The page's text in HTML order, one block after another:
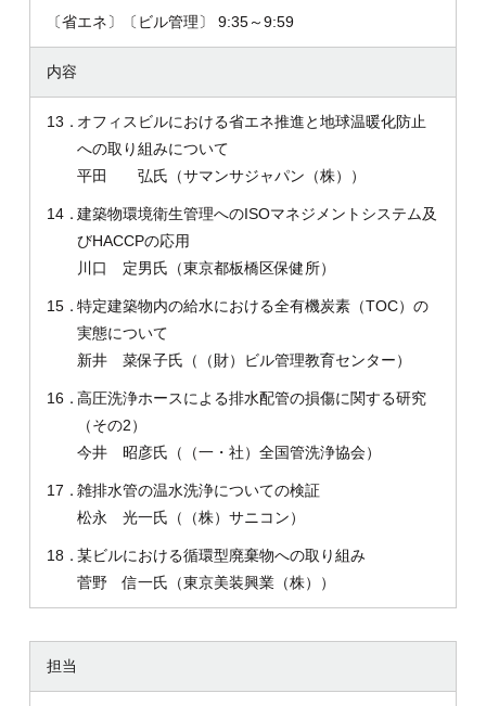
〔省エネ〕〔ビル管理〕 9:35～9:59
内容
13．オフィスビルにおける省エネ推進と地球温暖化防止
への取り組みについて
平田 弘氏（サマンサジャパン（株））
14．建築物環境衛生管理へのISOマネジメントシステム及
びHACCPの応用
川口 定男氏（東京都板橋区保健所）
15．特定建築物内の給水における全有機炭素（TOC）の
実態について
新井 菜保子氏（（財）ビル管理教育センター）
16．高圧洗浄ホースによる排水配管の損傷に関する研究
（その2）
今井 昭彦氏（（一・社）全国管洗浄協会）
17．雑排水管の温水洗浄についての検証
松永 光一氏（（株）サニコン）
18．某ビルにおける循環型廃棄物への取り組み
菅野 信一氏（東京美装興業（株））
担当